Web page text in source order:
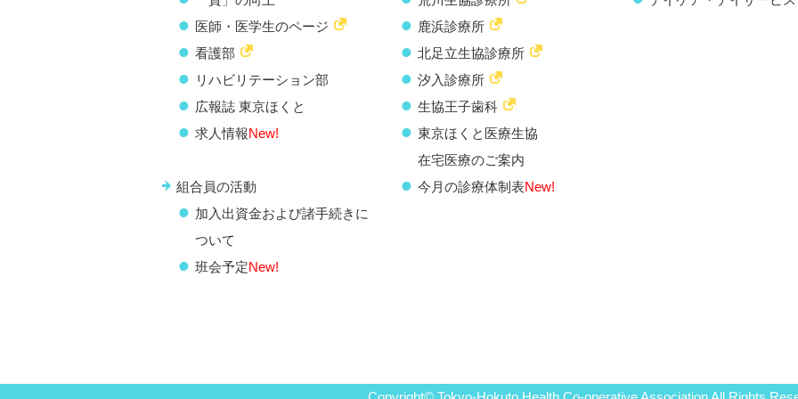
医師・医学生のページ
看護部
リハビリテーション部
広報誌 東京ほくと
求人情報New!
組合員の活動
加入出資金および諸手続きに
ついて
班会予定New!
鹿浜診療所
北足立生協診療所
汐入診療所
生協王子歯科
東京ほくと医療生協
在宅医療のご案内
今月の診療体制表New!